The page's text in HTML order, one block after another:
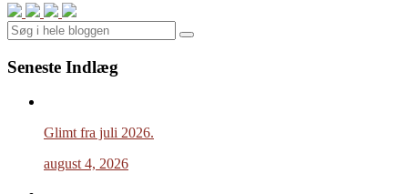
Search
Seneste Indlæg
Glimt fra juli 2026.
august 4, 2026